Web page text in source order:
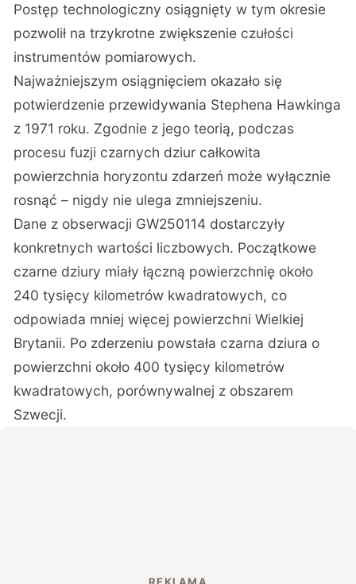
Postęp technologiczny osiągnięty w tym okresie
pozwolił na trzykrotne zwiększenie czułości
instrumentów pomiarowych.
Najważniejszym osiągnięciem okazało się
potwierdzenie przewidywania Stephena Hawkinga
z 1971 roku. Zgodnie z jego teorią, podczas
procesu fuzji czarnych dziur całkowita
powierzchnia horyzontu zdarzeń może wyłącznie
rosnąć – nigdy nie ulega zmniejszeniu.
Dane z obserwacji GW250114 dostarczyły
konkretnych wartości liczbowych. Początkowe
czarne dziury miały łączną powierzchnię około
240 tysięcy kilometrów kwadratowych, co
odpowiada mniej więcej powierzchni Wielkiej
Brytanii. Po zderzeniu powstała czarna dziura o
powierzchni około 400 tysięcy kilometrów
kwadratowych, porównywalnej z obszarem
Szwecji.